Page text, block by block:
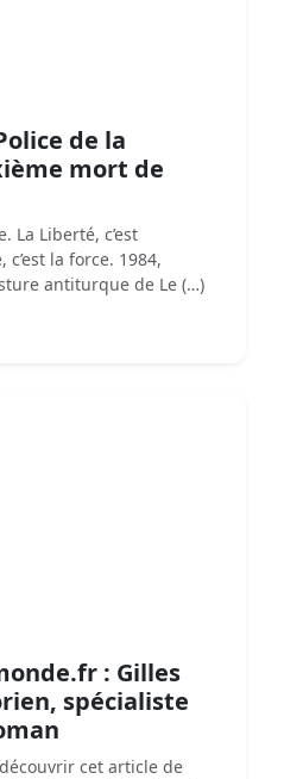
de la
mort de
La Liberté, c’est
c’est la force. 1984,
antiturque de Le (…)
: Gilles
spécialiste
cet article de